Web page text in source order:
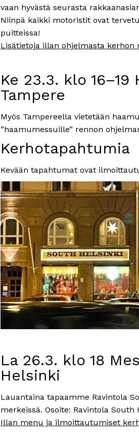
vaan hyvästä seurasta
Niinpä kaikki motoristit ovat
puitteissa!
Lisätietoja illan ohjelmasta kerhon
Ke 23.3. klo
Tampere
Myös Tampereella vietetään
”haamumessuille” rennon
Kerhotapahtumia
Kevään tapahtumat ovat
La 26.3. klo 18
Helsinki
Lauantaina tapaamme Ravintola
merkeissä. Osoite: Ravintola
Illan menu ja ilmoittautumiset